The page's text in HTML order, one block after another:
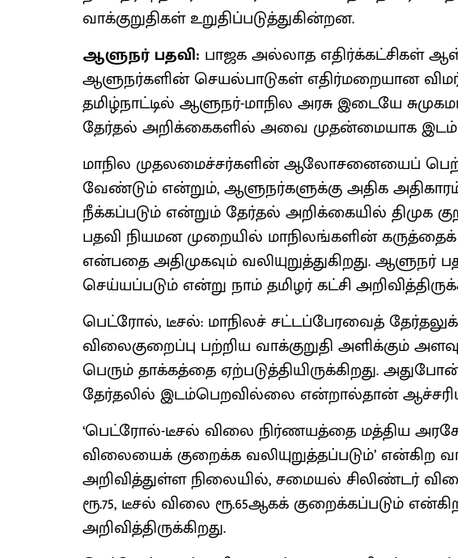
வாக்குறுதிகள் உறுதிப்படுத்துகின்றன.
ஆளுநர் பதவி: பாஜக அல்லாத எதிர்க்கட்சிகள்
ஆளுநர்களின் செயல்பாடுகள் எதிர்மறையான
தமிழ்நாட்டில் ஆளுநர்-மாநில அரசு இடையே
தேர்தல் அறிக்கைகளில் அவை முதன்மையாக
மாநில முதலமைச்சர்களின் ஆலோசனையைப்
வேண்டும் என்றும், ஆளுநர்களுக்கு அதிக அதிகாரம்
நீக்கப்படும் என்றும் தேர்தல் அறிக்கையில் திமுக
பதவி நியமன முறையில் மாநிலங்களின்
என்பதை அதிமுகவும் வலியுறுத்துகிறது. ஆளுநர்
செய்யப்படும் என்று நாம் தமிழர் கட்சி
பெட்ரோல், டீசல்: மாநிலச் சட்டப்பேரவைத்
விலைகுறைப்பு பற்றிய வாக்குறுதி அளிக்கும்
பெரும் தாக்கத்தை ஏற்படுத்தியிருக்கிறது.
தேர்தலில் இடம்பெறவில்லை என்றால்தான்
‘பெட்ரோல்-டீசல் விலை நிர்ணயத்தை மத்திய
விலையைக் குறைக்க வலியுறுத்தப்படும்’ என்கிற
அறிவித்துள்ள நிலையில், சமையல் சிலிண்டர்
ரூ.75, டீசல் விலை ரூ.65ஆகக் குறைக்கப்படும்
அறிவித்திருக்கிறது.